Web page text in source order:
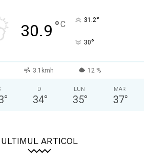
30.9 °C 31.2°
30°
3.1kmh 12 %
°
D
34°
LUN
35°
MAR
37°
ULTIMUL ARTICOL